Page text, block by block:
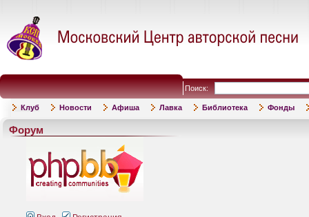
Поиск:
Клуб Новости Афиша Лавка Библиотека Фонды
Форум